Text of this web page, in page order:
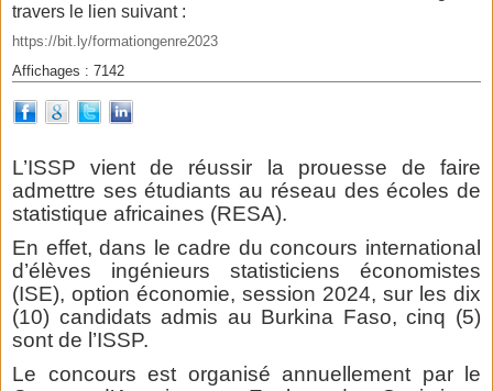
travers le lien suivant :
https://bit.ly/formationgenre2023
Affichages : 7142
L’ISSP vient de réussir la prouesse de faire
admettre ses étudiants au réseau des écoles de
statistique africaines (RESA).
En effet, dans le cadre du concours international
d’élèves ingénieurs statisticiens économistes
(ISE), option économie, session 2024, sur les dix
(10) candidats admis au Burkina Faso, cinq (5)
sont de l’ISSP.
Le concours est organisé annuellement par le